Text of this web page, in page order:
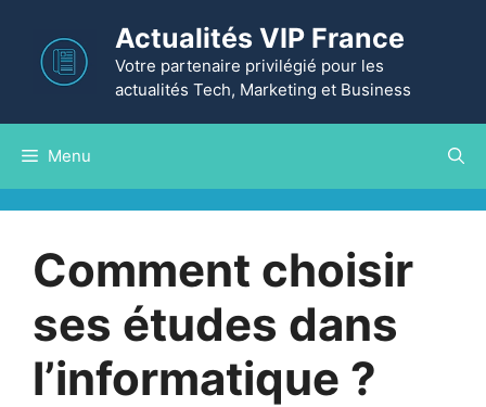
contenu
Actualités VIP France
Votre partenaire privilégié pour les
actualités Tech, Marketing et Business
Menu
Comment choisir
ses études dans
l’informatique ?